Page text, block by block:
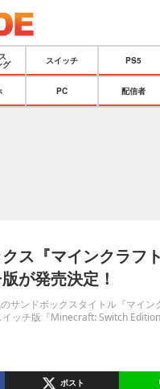
グ
スイッチ PS5
PC 配信者
ス『マインクラフ
が発売決定！
サンドボックスタイトル『マイン
ッチ版『Minecraft: Switch
ポスト